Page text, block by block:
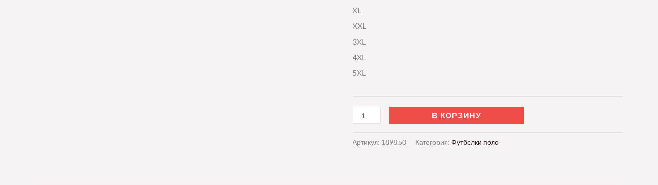
XL
XXL
3XL
4XL
5XL
В КОРЗИНУ
Артикул: 1898.50 Категория: Футболки поло